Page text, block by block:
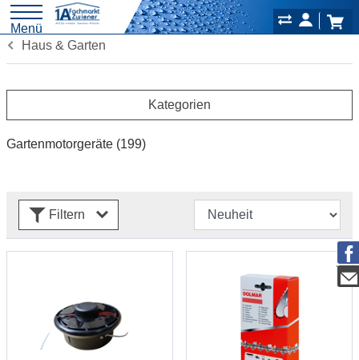
Menü
Haus & Garten
Kategorien
Gartenmotorgeräte (199)
Filtern